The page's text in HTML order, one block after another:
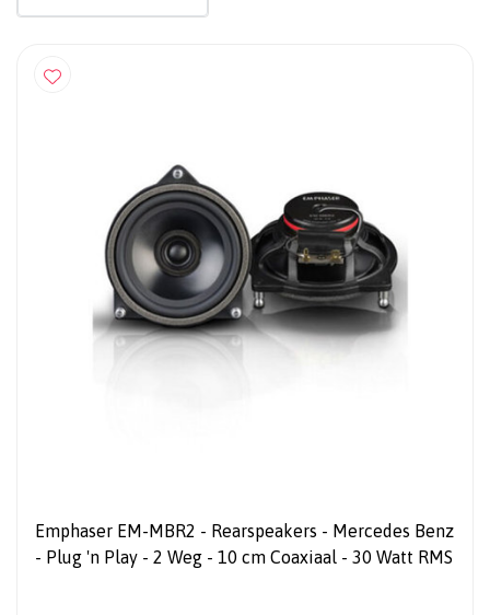
Emphaser EM-MBR2 - Rearspeakers - Mercedes Benz
- Plug 'n Play - 2 Weg - 10 cm Coaxiaal - 30 Watt RMS